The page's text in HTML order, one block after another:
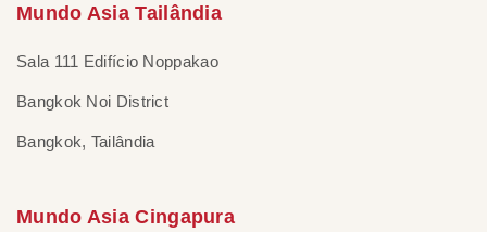
Mundo Asia Tailândia
Sala 111 Edifício Noppakao
Bangkok Noi District
Bangkok, Tailândia
Mundo Asia Cingapura